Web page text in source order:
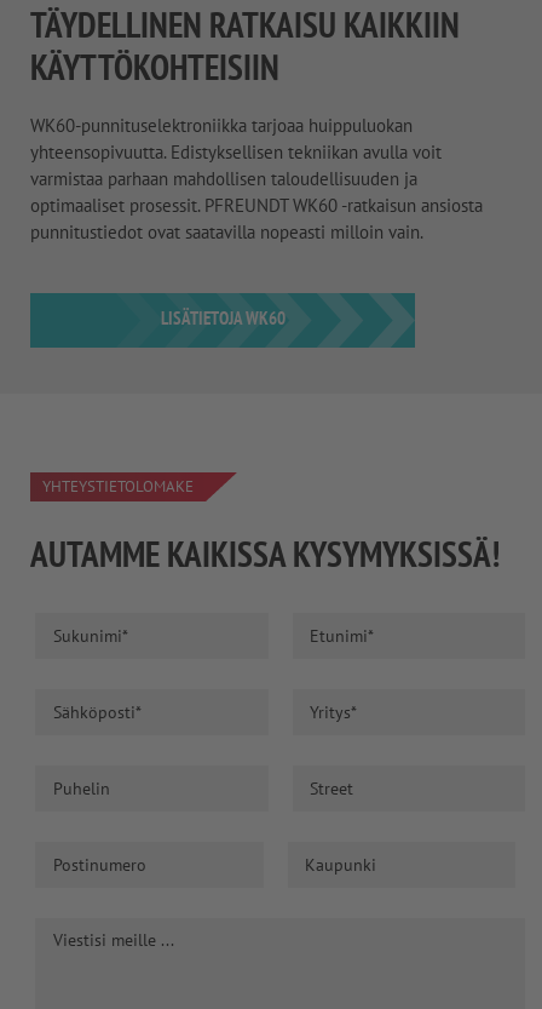
TÄYDELLINEN RATKAISU KAIKKIIN
KÄYTTÖKOHTEISIIN
WK60-punnituselektroniikka tarjoaa huippuluokan
yhteensopivuutta. Edistyksellisen tekniikan avulla voit
varmistaa parhaan mahdollisen taloudellisuuden ja
optimaaliset prosessit. PFREUNDT WK60 -ratkaisun ansiosta
punnitustiedot ovat saatavilla nopeasti milloin vain.
LISÄTIETOJA WK60
YHTEYSTIETOLOMAKE
AUTAMME KAIKISSA KYSYMYKSISSÄ!